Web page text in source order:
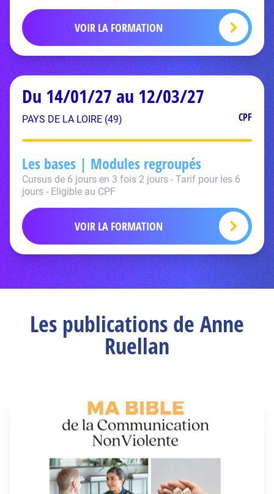
VOIR LA FORMATION
Du 14/01/27 au 12/03/27
PAYS DE LA LOIRE (49) CPF
Les bases | Modules regroupés
Cursus de 6 jours en 3 fois 2 jours - Tarif pour les 6
jours - Eligible au CPF
VOIR LA FORMATION
Les publications de Anne
Ruellan